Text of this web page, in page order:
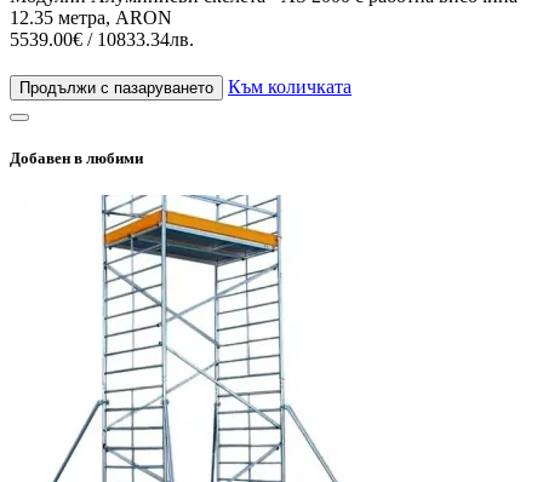
12.35 метра, ARON
5539.00€ / 10833.34лв.
Продължи с пазаруването Към количката
Добавен в любими